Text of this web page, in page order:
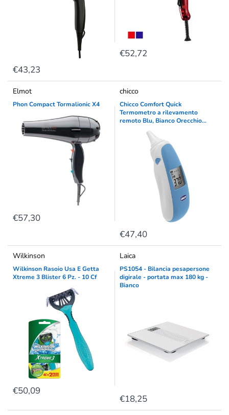
€43,23
€52,72
Elmot
Phon Compact Tormalionic X4
€57,30
chicco
Chicco Comfort Quick
Termometro a rilevamento
remoto Blu, Bianco Orecchio
€47,40
Wilkinson
Wilkinson Rasoio Usa E Getta
Xtreme 3 Blister 6 Pz. - 10 Cf
€50,09
Laica
PS1054 - Bilancia pesapersone
digirale - portata max 180 kg -
Bianco
€18,25